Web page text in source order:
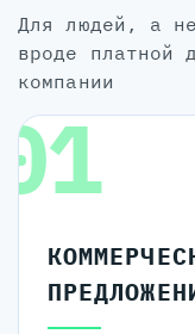
для людей, а не для галочки: без мелочей
вроде платной
компании